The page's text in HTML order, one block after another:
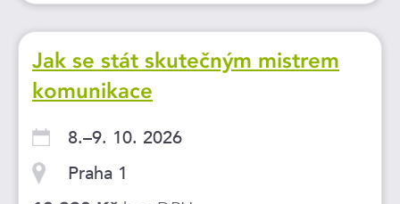
Jak se stát skutečným mistrem
komunikace
8.–9. 10. 2026
Praha 1